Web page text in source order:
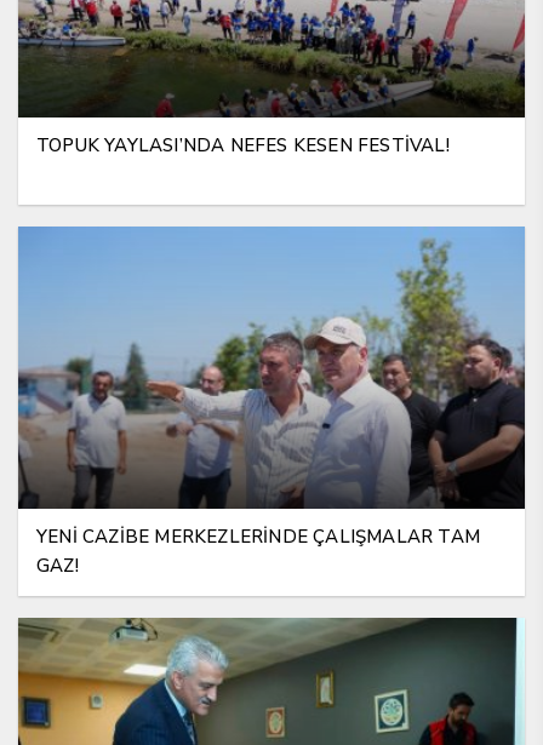
TOPUK YAYLASI’NDA NEFES KESEN FESTİVAL!
YENİ CAZİBE MERKEZLERİNDE ÇALIŞMALAR TAM
GAZ!